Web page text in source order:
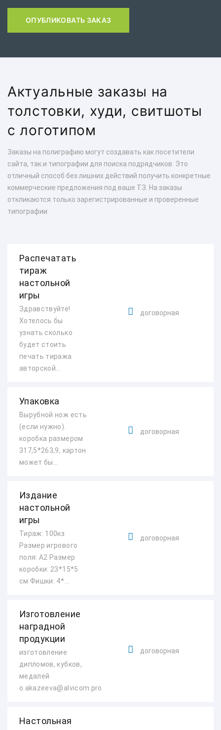
ОПУБЛИКОВАТЬ ЗАКАЗ
Актуальные заказы на
толстовки, худи, свитшоты
с логотипом
Заказы на полиграфию могут создавать как посетители
сайта, так и типографии для поиска подрядчиков. Это
отличный способ без лишних действий получить конкретные
коммерческие предложения под ваше ТЗ. На заказы
откликаются только зарегистрированные и проверенные
типографии.
Распечатать
тираж
настольной
игры
Здравствуйте!
Хотелось бы
узнать сколько
будет стоить
печать тиража
авторской...
договорная
Упаковка
Вырубной нож есть
(если нужно).
коробка размером
317,5*263,9, картон
может бы...
договорная
Издание
настольной
игры
Тираж: 100кз
Размер игрового
поля: А2 Размер
коробки: 23*15*5
см Фишки: 4*...
договорная
Изготовление
наградной
продукции
изготовление
дипломов, кубков,
медалей
o.akazeeva@alvicom.pro
договорная
Настольная